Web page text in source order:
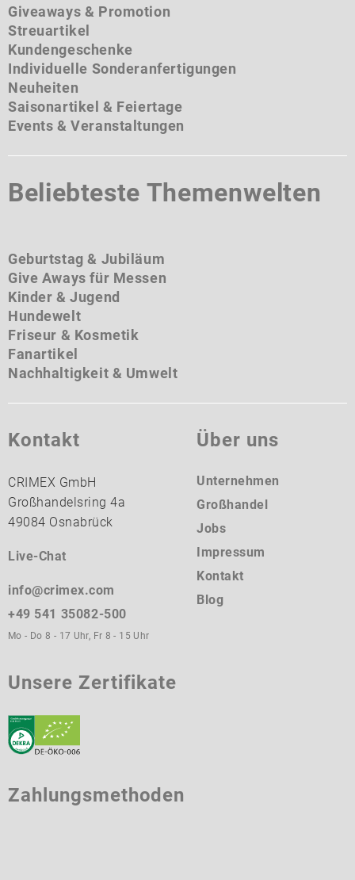
Giveaways & Promotion
Streuartikel
Kundengeschenke
Individuelle Sonderanfertigungen
Neuheiten
Saisonartikel & Feiertage
Events & Veranstaltungen
Beliebteste Themenwelten
Geburtstag & Jubiläum
Give Aways für Messen
Kinder & Jugend
Hundewelt
Friseur & Kosmetik
Fanartikel
Nachhaltigkeit & Umwelt
Kontakt
CRIMEX GmbH
Großhandelsring 4a
49084 Osnabrück
Live-Chat
info@crimex.com
+49 541 35082-500
Mo - Do 8 - 17 Uhr, Fr 8 - 15 Uhr
Über uns
Unternehmen
Großhandel
Jobs
Impressum
Kontakt
Blog
Unsere Zertifikate
Zahlungsmethoden